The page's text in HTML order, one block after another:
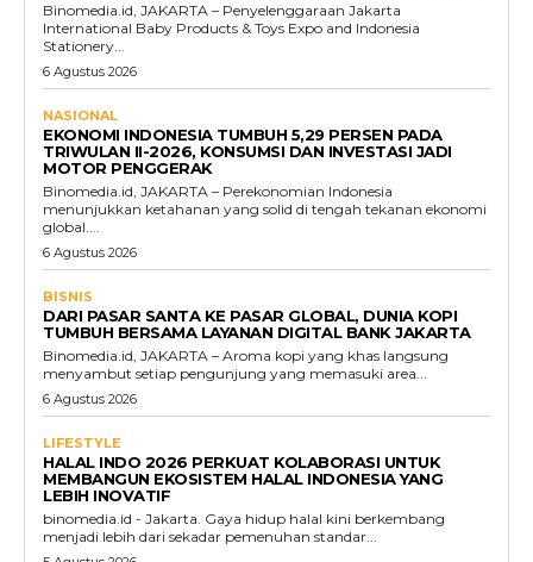
Binomedia.id, JAKARTA – Penyelenggaraan Jakarta
International Baby Products & Toys Expo and Indonesia
Stationery...
6 Agustus 2026
NASIONAL
EKONOMI INDONESIA TUMBUH 5,29 PERSEN PADA
TRIWULAN II-2026, KONSUMSI DAN INVESTASI JADI
MOTOR PENGGERAK
Binomedia.id, JAKARTA – Perekonomian Indonesia
menunjukkan ketahanan yang solid di tengah tekanan ekonomi
global....
6 Agustus 2026
BISNIS
DARI PASAR SANTA KE PASAR GLOBAL, DUNIA KOPI
TUMBUH BERSAMA LAYANAN DIGITAL BANK JAKARTA
Binomedia.id, JAKARTA – Aroma kopi yang khas langsung
menyambut setiap pengunjung yang memasuki area...
6 Agustus 2026
LIFESTYLE
HALAL INDO 2026 PERKUAT KOLABORASI UNTUK
MEMBANGUN EKOSISTEM HALAL INDONESIA YANG
LEBIH INOVATIF
binomedia.id - Jakarta. Gaya hidup halal kini berkembang
menjadi lebih dari sekadar pemenuhan standar...